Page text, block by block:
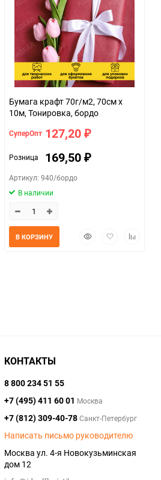
Бумага крафт 70г/м2, 70см x
10м, Тонировка, бордо
СуперОпт 127,20 ₽
Розница 169,50 ₽
Артикул: 940/бордо
В наличии
БыстрыйДобавить
В КОРЗИНУ
КОНТАКТЫ
8 800 234 51 55
+7 (495) 411 60 01 Москва
+7 (812) 309-40-78Санкт-Петербург
Написать письмо руководителю
Москва ул. 4-я Новокузьминская
дом 12